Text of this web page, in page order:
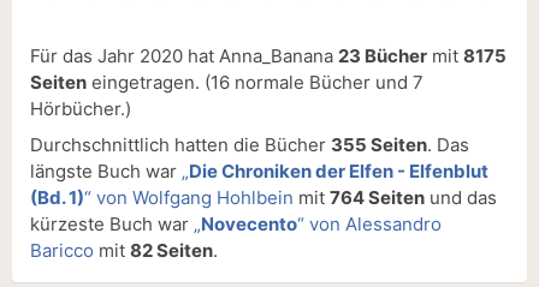
Für das Jahr 2020 hat Anna_Banana 23 Bücher mit 8175
Seiten eingetragen. (16 normale Bücher und 7
Hörbücher.)
Durchschnittlich hatten die Bücher 355 Seiten. Das
längste Buch war „Die Chroniken der Elfen - Elfenblut
(Bd. 1)“ von Wolfgang Hohlbein mit 764 Seiten und das
kürzeste Buch war „Novecento“ von Alessandro
Baricco mit 82 Seiten.